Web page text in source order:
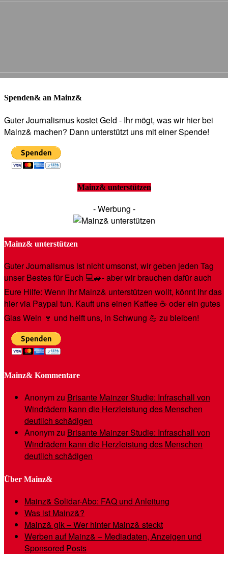
Spenden& an Mainz&
Guter Journalismus kostet Geld - Ihr mögt, was wir hier bei
Mainz& machen? Dann unterstützt uns mit einer Spende!
Mainz& unterstützen
- Werbung -
Mainz& unterstützen
Guter Journalismus ist nicht umsonst, wir geben jeden Tag
unser Bestes für Euch 💻🚙- aber wir brauchen dafür auch
Eure Hilfe: Wenn Ihr Mainz& unterstützen wollt, könnt Ihr das
hier via Paypal tun. Kauft uns einen Kaffee ☕️ oder ein gutes
Glas Wein 🍷 und helft uns, in Schwung 💪 zu bleiben!
Mainz& Kommentare
Anonymzu Brisante Mainzer Studie: Infraschall von
Windrädern kann die Herzleistung des Menschen
deutlich schädigen
Anonymzu Brisante Mainzer Studie: Infraschall von
Windrädern kann die Herzleistung des Menschen
deutlich schädigen
Über Mainz&
Mainz& Solidar-Abo: FAQ und Anleitung
Was ist Mainz&?
Mainz& gik – Wer hinter Mainz& steckt
Werben auf Mainz& – Mediadaten, Anzeigen und
Sponsored Posts